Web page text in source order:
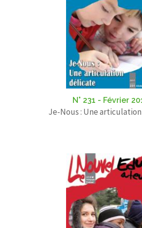
N° 231 - Février
Je-Nous : Une